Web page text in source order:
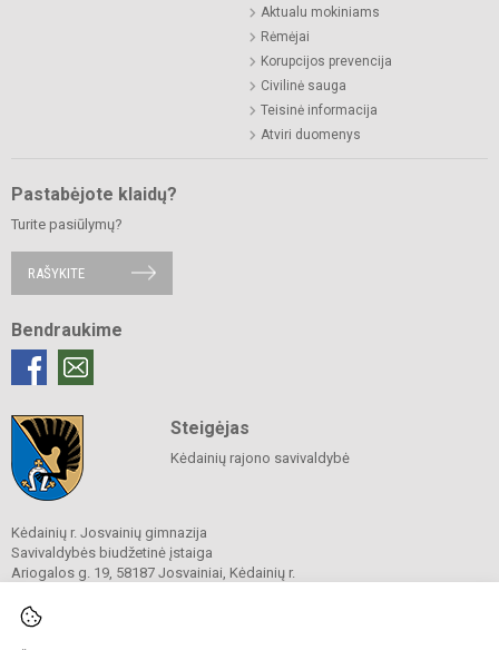
Aktualu mokiniams
Rėmėjai
Korupcijos prevencija
Civilinė sauga
Teisinė informacija
Atviri duomenys
Pastabėjote klaidų?
Turite pasiūlymų?
RAŠYKITE
Bendraukime
Steigėjas
Kėdainių rajono savivaldybė
Kėdainių r. Josvainių gimnazija
Savivaldybės biudžetinė įstaiga
Ariogalos g. 19, 58187 Josvainiai, Kėdainių r.
El. p.
Duomenys kaupiami ir saugomi